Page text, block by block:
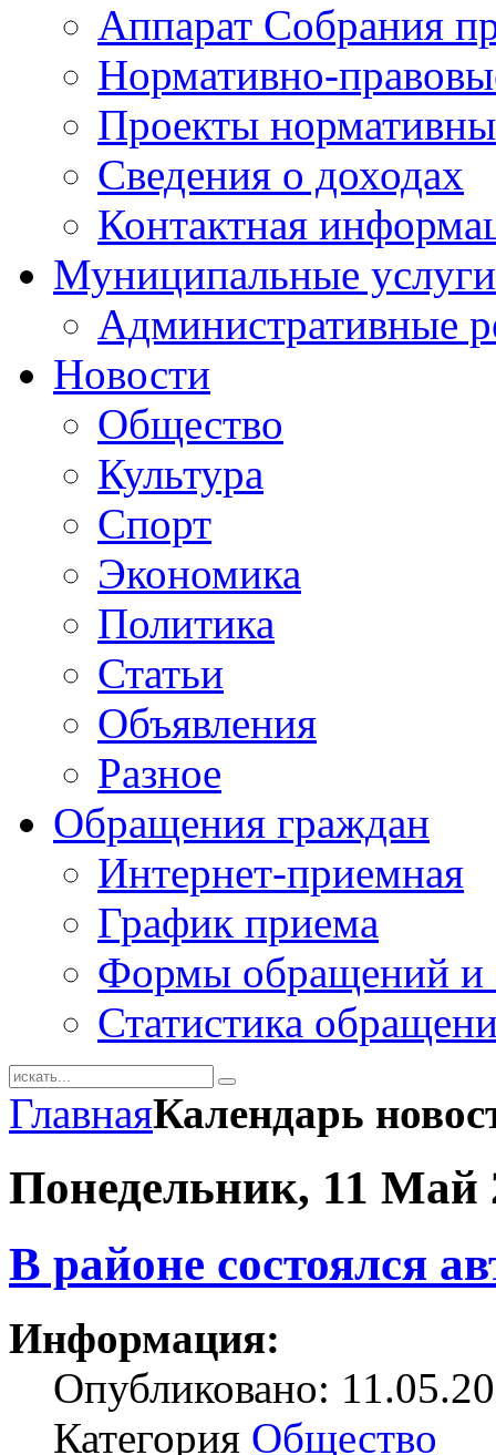
Аппарат Собрания
Нормативно-
Проекты
Сведения о доходах
Контактная
Муниципальные услуги
Административные
Новости
Общество
Культура
Спорт
Экономика
Политика
Статьи
Объявления
Разное
Обращения граждан
Интернет-приемная
График приема
Формы обращений и
Статистика
ГлавнаяКалендарь
Понедельник, 11 Май
В районе состоялся
Информация:
Опубликовано:
Категория Общество